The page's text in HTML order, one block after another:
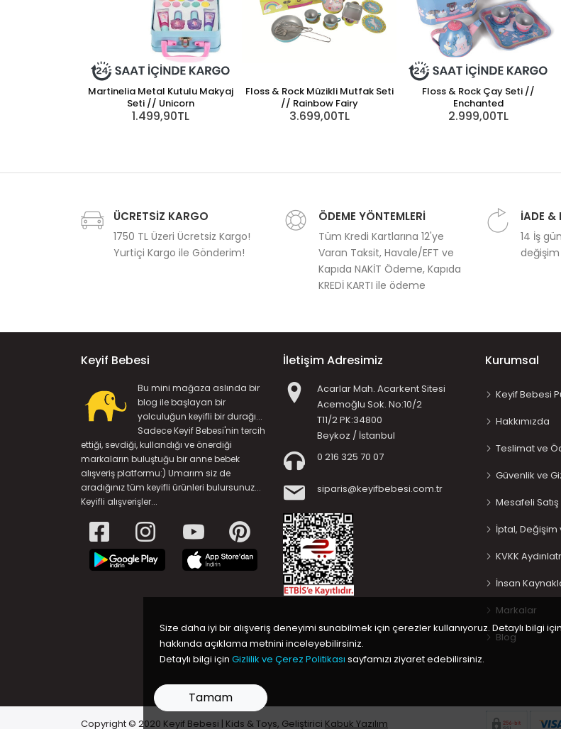
Martinelia Metal Kutulu Makyaj
Seti // Unicorn
1.499,90TL
Floss & Rock Müzikli Mutfak Seti
// Rainbow Fairy
3.699,00TL
Floss & Rock Çay Seti //
Enchanted
2.999,00TL
ÜCRETSİZ KARGO
1750 TL Üzeri Ücretsiz Kargo!
Yurtiçi Kargo ile Gönderim!
ÖDEME YÖNTEMLERİ
Tüm Kredi Kartlarına 12'ye
Varan Taksit, Havale/EFT ve
Kapıda NAKİT Ödeme, Kapıda
KREDİ KARTI ile ödeme
İADE &
14 İş
değişim
Keyif Bebesi
Bu mini mağaza aslında bir
blog ile başlayan bir
yolculuğun keyifli bir durağı...
Sadece Keyif Bebesi'nin tercih
ettiği, sevdiği, kullandığı ve önerdiği
markaların buluştuğu bir anne bebek
alışveriş platformu:) Umarım siz de
aradığınız tüm keyifli ürünleri bulursunuz...
Keyifli alışverişler...
İletişim Adresimiz
Acarlar Mah. Acarkent Sitesi
Acemoğlu Sok. No:10/2
T11/2 PK:34800
Beykoz / İstanbul
0 216 325 70 07
siparis@keyifbebesi.com.tr
Kurumsal
Keyif Bebesi
Hakkımızda
Teslimat ve
Güvenlik ve
Mesafeli
İptal, Değişim
KVKK
İnsan
Markalar
Blog
Copyright © 2020 Keyif Bebesi | Kids & Toys, Geliştirici Kabuk Yazılım
Size daha iyi bir alışveriş deneyimi sunabilmek için çerezler kullanıyoruz. Detaylı bilgi
hakkında açıklama metnini inceleyebilirsiniz.
Detaylı bilgi için Gizlilik ve Çerez Politikası sayfamızı ziyaret edebilirsiniz.
Tamam